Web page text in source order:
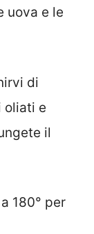
uova e le
di
oliati e
il
180° per